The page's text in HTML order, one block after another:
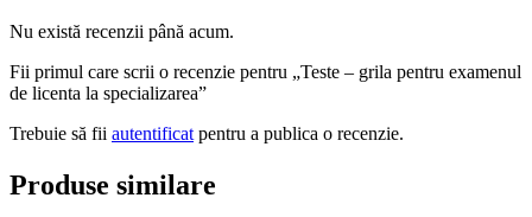
Nu există recenzii până acum.
Fii primul care scrii o recenzie pentru „Teste – grila pentru examenul
de licenta la specializarea”
Trebuie să fii autentificat pentru a publica o recenzie.
Produse similare